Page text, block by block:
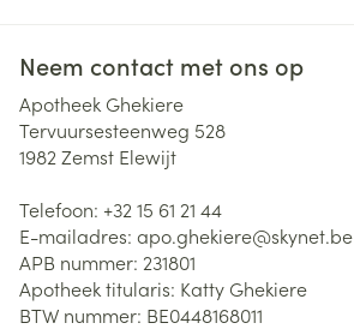
Neem contact met ons op
Apotheek Ghekiere
Tervuursesteenweg 528
1982 Zemst Elewijt
Telefoon: +32 15 61 21 44
E-mailadres: apo.ghekiere@skynet.be
APB nummer: 231801
Apotheek titularis: Katty Ghekiere
BTW nummer: BE0448168011